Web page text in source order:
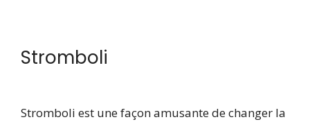
Stromboli
Stromboli est une façon amusante de changer la